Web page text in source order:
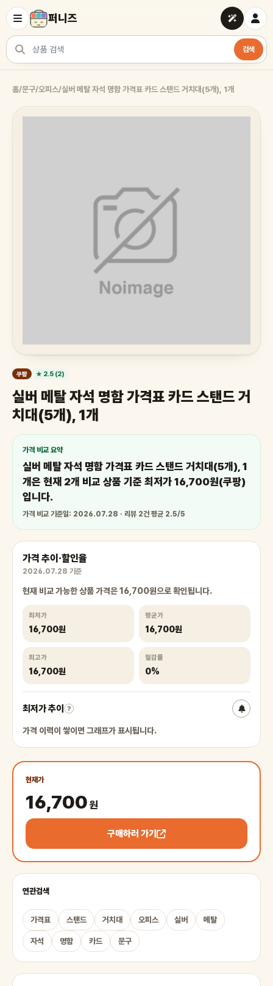
퍼니즈
상품 검색
검색
홈/문구/오피스/실버 메탈 자석 명함 가격표 카드 스탠드 거치대(5개), 1개
쿠팡 ★ 2.5 (2)
실버 메탈 자석 명함 가격표 카드 스탠드 거
치대(5개), 1개
가격 비교 요약
실버 메탈 자석 명함 가격표 카드 스탠드 거치대(5개), 1
개은 현재 2개 비교 상품 기준 최저가 16,700원(쿠팡)
입니다.
가격 비교 기준일: 2026.07.28 · 리뷰 2건 평균 2.5/5
가격 추이·할인율
2026.07.28 기준
현재 비교 가능한 상품 가격은 16,700원으로 확인됩니다.
최저가
16,700원
평균가
16,700원
최고가
16,700원
절감률
0%
최저가 추이 ?
가격 이력이 쌓이면 그래프가 표시됩니다.
현재가
16,700원
구매하러 가기
연관검색
가격표 스탠드 거치대 오피스 실버 메탈
자석 명함 카드 문구